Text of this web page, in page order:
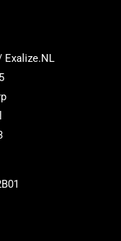
Exalize.NL